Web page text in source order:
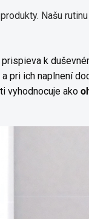
Našu
k
pri ich naplnení
vyhodnocuje ako